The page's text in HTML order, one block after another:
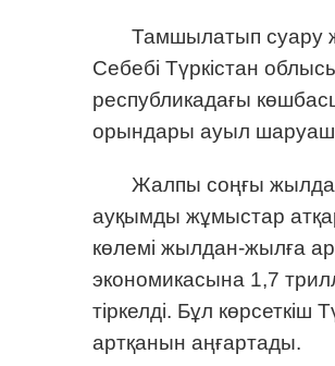
Тамшылатып суару
Себебі Түркістан
республикадағы
орындары ауыл
Жалпы соңғы
ауқымды жұмыстар
көлемі жылдан-жылға
экономикасына 1,7
тіркелді. Бұл
артқанын аңғартады.